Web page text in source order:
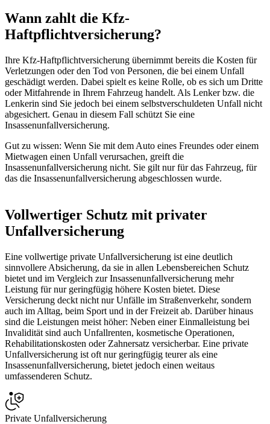
Wann zahlt die Kfz-
Haftpflichtversicherung?
Ihre Kfz-Haftpflichtversicherung übernimmt bereits die Kosten für
Verletzungen oder den Tod von Personen, die bei einem Unfall
geschädigt werden. Dabei spielt es keine Rolle, ob es sich um Dritte
oder Mitfahrende in Ihrem Fahrzeug handelt. Als Lenker bzw. die
Lenkerin sind Sie jedoch bei einem selbstverschuldeten Unfall nicht
abgesichert. Genau in diesem Fall schützt Sie eine
Insassenunfallversicherung.
Gut zu wissen: Wenn Sie mit dem Auto eines Freundes oder einem
Mietwagen einen Unfall verursachen, greift die
Insassenunfallversicherung nicht. Sie gilt nur für das Fahrzeug, für
das die Insassenunfallversicherung abgeschlossen wurde.
Vollwertiger Schutz mit privater
Unfallversicherung
Eine vollwertige private Unfallversicherung ist eine deutlich
sinnvollere Absicherung, da sie in allen Lebensbereichen Schutz
bietet und im Vergleich zur Insassenunfallversicherung mehr
Leistung für nur geringfügig höhere Kosten bietet. Diese
Versicherung deckt nicht nur Unfälle im Straßenverkehr, sondern
auch im Alltag, beim Sport und in der Freizeit ab. Darüber hinaus
sind die Leistungen meist höher: Neben einer Einmalleistung bei
Invalidität sind auch Unfallrenten, kosmetische Operationen,
Rehabilitationskosten oder Zahnersatz versicherbar. Eine private
Unfallversicherung ist oft nur geringfügig teurer als eine
Insassenunfallversicherung, bietet jedoch einen weitaus
umfassenderen Schutz.
Private Unfallversicherung